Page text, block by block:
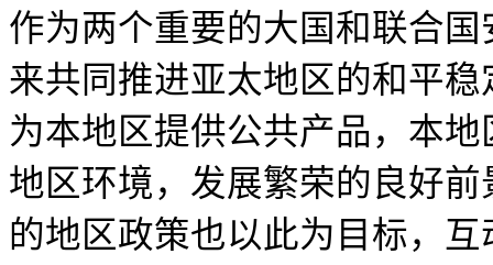
作为两个重要的大国和联合
来共同推进亚太地区的和平
为本地区提供公共产品，本
地区环境，发展繁荣的良好
的地区政策也以此为目标，